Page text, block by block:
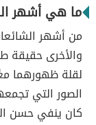
ما هي أشهر
من أشهر
والأخرى حقيقة
لقلة ظهورهما
الصور التي
كان ينفي حسن